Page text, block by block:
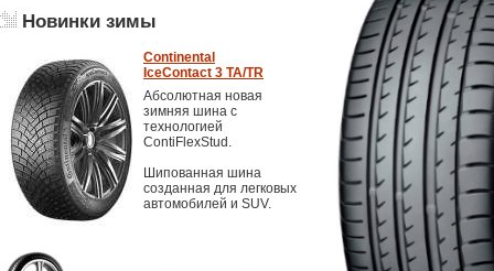
Новинки зимы
Continental
IceContact 3 TA/TR
Абсолютная новая
зимняя шина с
технологией
ContiFlexStud.
Шипованная шина
созданная для легковых
автомобилей и SUV.